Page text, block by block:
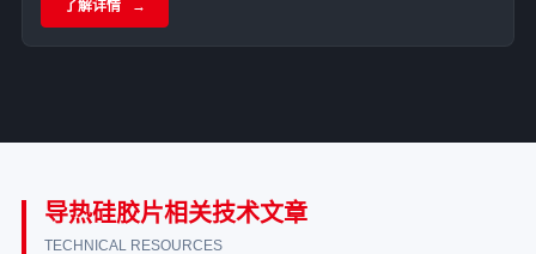
的应用。
了解详情
导热硅胶片相关技术文章
TECHNICAL RESOURCES